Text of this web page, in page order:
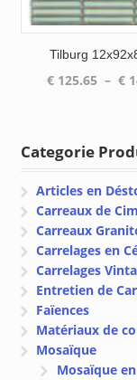
Tilburg
€125.65 – €
Categorie
Articles en
Carreaux de
Carreaux
Carrelages en
Carrelages
Entretien de
Faïences
Matériaux de
Mosaïque
Mosaïque